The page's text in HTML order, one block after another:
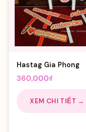
Hastag Gia Phong
360,000₫
XEM CHI TIẾT →